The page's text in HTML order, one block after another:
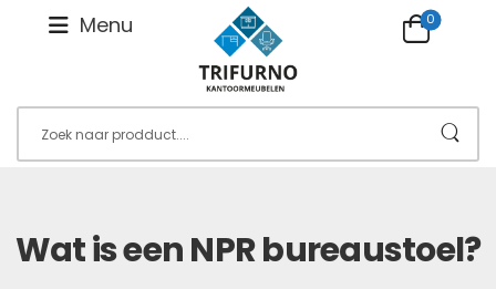
Menu 0
Wat is een NPR bureaustoel?